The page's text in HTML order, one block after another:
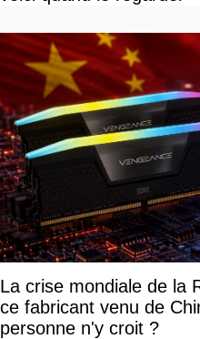
La crise mondiale de la
ce fabricant venu de
personne n'y croit ?